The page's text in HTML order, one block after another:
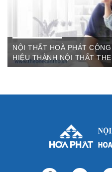
NỘI THẤT HOÀ PHÁT
HIỆU THÀNH NỘI THẤT